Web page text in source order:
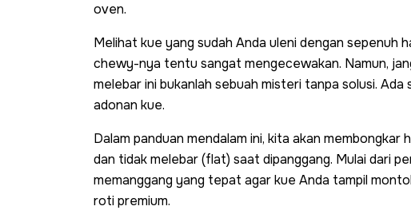
oven.
Melihat kue yang sudah Anda uleni dengan sepenuh
chewy-nya tentu sangat mengecewakan. Namun,
melebar ini bukanlah sebuah misteri tanpa solusi.
adonan kue.
Dalam panduan mendalam ini, kita akan
dan tidak melebar (flat) saat dipanggang. Mulai dari
memanggang yang tepat agar kue Anda tampil
roti premium.